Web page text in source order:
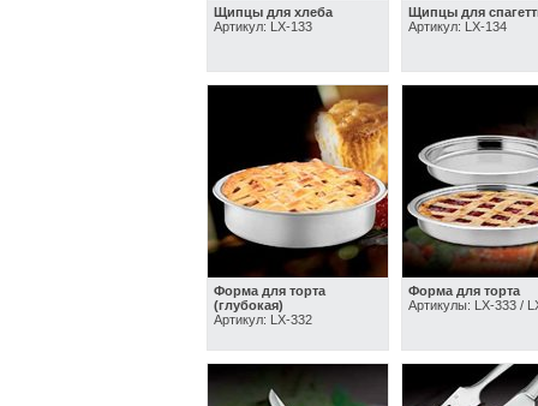
Щипцы для хлеба
Артикул: LX-133
Щипцы для
Артикул: LX-134
Форма для торта
(глубокая)
Артикул: LX-332
Форма для торта
Артикулы: LX-333 /